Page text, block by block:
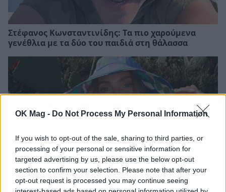
OK Mag - Do Not Process My Personal Information
If you wish to opt-out of the sale, sharing to third parties, or
processing of your personal or sensitive information for
targeted advertising by us, please use the below opt-out
section to confirm your selection. Please note that after your
opt-out request is processed you may continue seeing
Στέφανος Κωνσταντινίδης: Τα πιο χαρούμενα
γενέθλια με τα δύο του παιδιά στη θάλασσα